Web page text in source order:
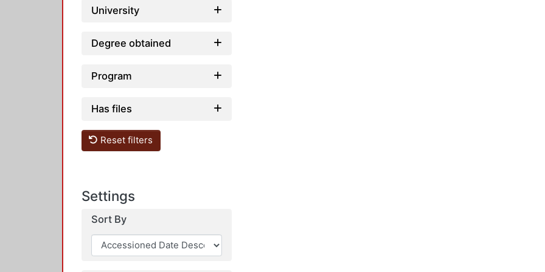
University
Degree obtained
Program
Has files
Reset filters
Settings
Sort By